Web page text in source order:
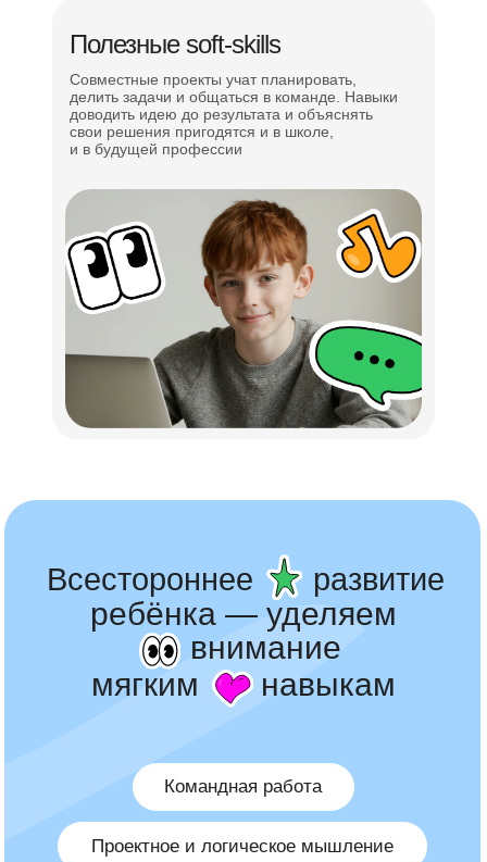
Полезные soft-skills
Совместные проекты учат планировать,
делить задачи и общаться в команде. Навыки
доводить идею до результата и объяснять
свои решения пригодятся и в школе,
и в будущей профессии